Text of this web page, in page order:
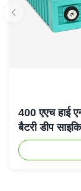
400 एएच हाई
बैटरी डीप